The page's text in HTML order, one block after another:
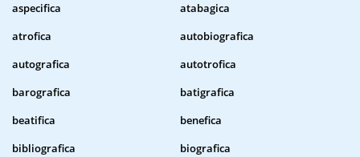
aspecifica
atabagica
atrofica
autobiografica
autografica
autotrofica
barografica
batigrafica
beatifica
benefica
bibliografica
biografica